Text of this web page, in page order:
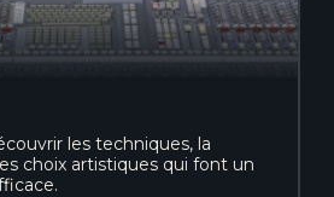
les techniques, la
choix artistiques qui font un